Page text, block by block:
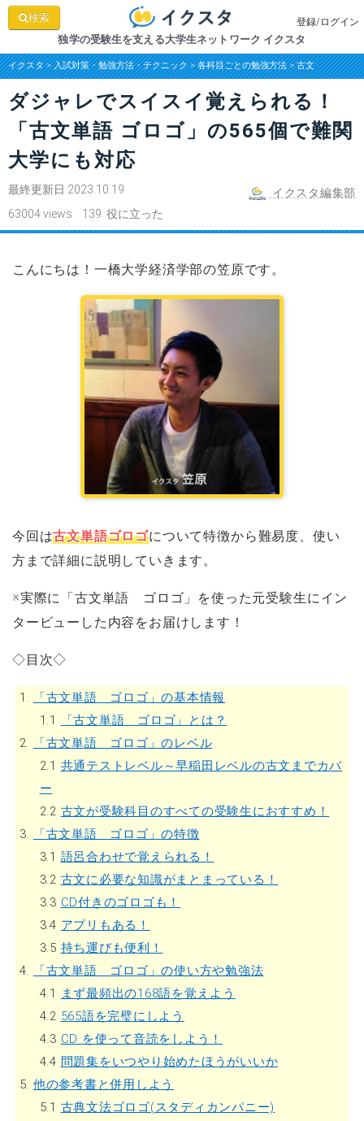
検索 登録/ログイン
独学の受験生を支える大学生ネットワーク イクスタ
イクスタ>入試対策・勉強方法・テクニック>各科目ごとの勉強方法>古文
ダジャレでスイスイ覚えられる！
「古文単語 ゴロゴ」の565個で難関
大学にも対応
最終更新日 2023.10.19
イクスタ編集部
63004 views 139 役に立った
こんにちは！一橋大学経済学部の笠原です。
今回は古文単語ゴロゴについて特徴から難易度、使い
方まで詳細に説明していきます。
※実際に「古文単語 ゴロゴ」を使った元受験生にイン
タービューした内容をお届けします！
◇目次◇
1.
「古文単語 ゴロゴ」の基本情報
1.1
「古文単語 ゴロゴ」とは？
2.
「古文単語 ゴロゴ」のレベル
2.1 共通テストレベル～早稲田レベルの古文までカバ
ー
2.2 古文が受験科目のすべての受験生におすすめ！
3.
「古文単語 ゴロゴ」の特徴
3.1 語呂合わせで覚えられる！
3.2 古文に必要な知識がまとまっている！
3.3 CD付きのゴロゴも！
3.4 アプリもある！
3.5 持ち運びも便利！
4.
「古文単語 ゴロゴ」の使い方や勉強法
4.1
まず最頻出の168語を覚えよう
4.2 565語を完璧にしよう
4.3 CD を使って音読をしよう！
4.4 問題集をいつやり始めたほうがいいか
5. 他の参考書と併用しよう
5.1 古典文法ゴロゴ(スタディカンパニー)